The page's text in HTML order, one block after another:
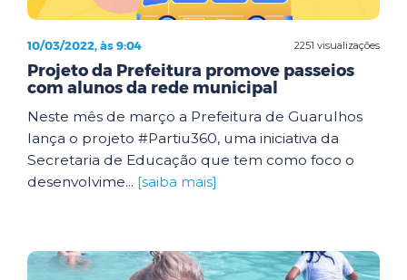
2251 visualizações
10/03/2022, às 9:04
Projeto da Prefeitura promove passeios
com alunos da rede municipal
Neste mês de março a Prefeitura de Guarulhos
lança o projeto #Partiu360, uma iniciativa da
Secretaria de Educação que tem como foco o
desenvolvime... [saiba mais]